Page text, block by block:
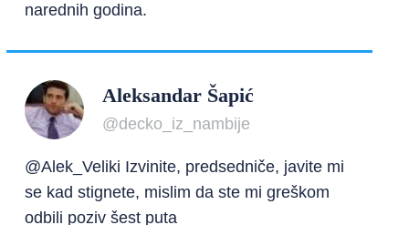
narednih godina.
Aleksandar Šapić
@decko_iz_nambije
@Alek_Veliki Izvinite, predsedniče, javite mi
se kad stignete, mislim da ste mi greškom
odbili poziv šest puta